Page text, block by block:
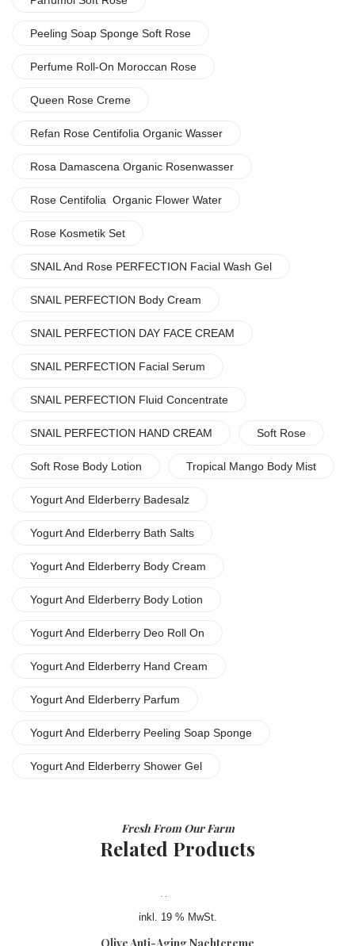
Peeling Soap Sponge Soft Rose
Perfume Roll-On Moroccan Rose
Queen Rose Creme
Refan Rose Centifolia Organic Wasser
Rosa Damascena Organic Rosenwasser
Rose Centifolia Organic Flower Water
Rose Kosmetik Set
SNAIL And Rose PERFECTION Facial Wash Gel
SNAIL PERFECTION Body Cream
SNAIL PERFECTION DAY FACE CREAM
SNAIL PERFECTION Facial Serum
SNAIL PERFECTION Fluid Concentrate
SNAIL PERFECTION HAND CREAM Soft Rose
Soft Rose Body Lotion Tropical Mango Body Mist
Yogurt And Elderberry Badesalz
Yogurt And Elderberry Bath Salts
Yogurt And Elderberry Body Cream
Yogurt And Elderberry Body Lotion
Yogurt And Elderberry Deo Roll On
Yogurt And Elderberry Hand Cream
Yogurt And Elderberry Parfum
Yogurt And Elderberry Peeling Soap Sponge
Yogurt And Elderberry Shower Gel
Related Products
Fresh From Our Farm
inkl. 19 % MwSt.